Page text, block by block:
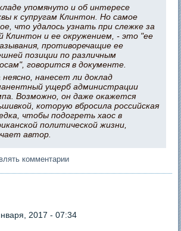
упомянуто и об интересе
к супругам Клинтон. Но самое
что удалось узнать при слежке за
Клинтон и ее окружением, - это "ее
противоречащие ее
позиции по различным
говорится в документе.
неясно, нанесет ли доклад
ущерб администрации
Возможно, он даже окажется
которую вбросила российская
чтобы подогреть хаос в
политической жизни,
автор.
комментарии
2017 - 07:34